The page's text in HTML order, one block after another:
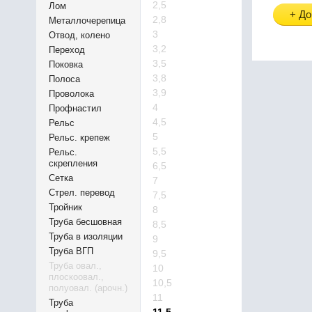
Лом
Металлочерепица
Отвод, колено
Переход
Поковка
Полоса
Проволока
Профнастил
Рельс
Рельс. крепеж
Рельс.
скрепления
Сетка
Стрел. перевод
Тройник
Труба бесшовная
Труба в изоляции
Труба ВГП
Труба овал.,
плоскоовал.,
полуовал. (арочн.)
Труба
2,5
2,8
3
3,2
3,5
3,8
3,9
4
4,5
5
5,5
6,5
7
7,5
8
8,5
9
9,5
10
10,5
11
+